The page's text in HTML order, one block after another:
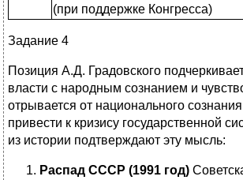
(при поддержке Конгресса)
Задание 4
Позиция А.Д. Градовского
власти с народным сознанием и
отрывается от национального
привести к кризису государственной
из истории подтверждают эту мысль:
Распад СССР (1991 год)